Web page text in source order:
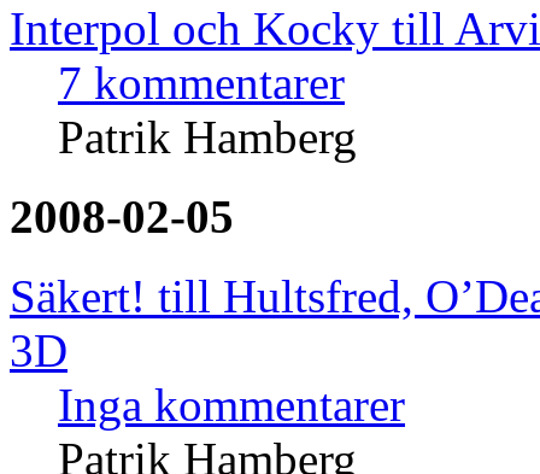
Interpol och Kocky till
7 kommentarer
Patrik Hamberg
2008-02-05
Säkert! till Hultsfred,
3D
Inga kommentarer
Patrik Hamberg